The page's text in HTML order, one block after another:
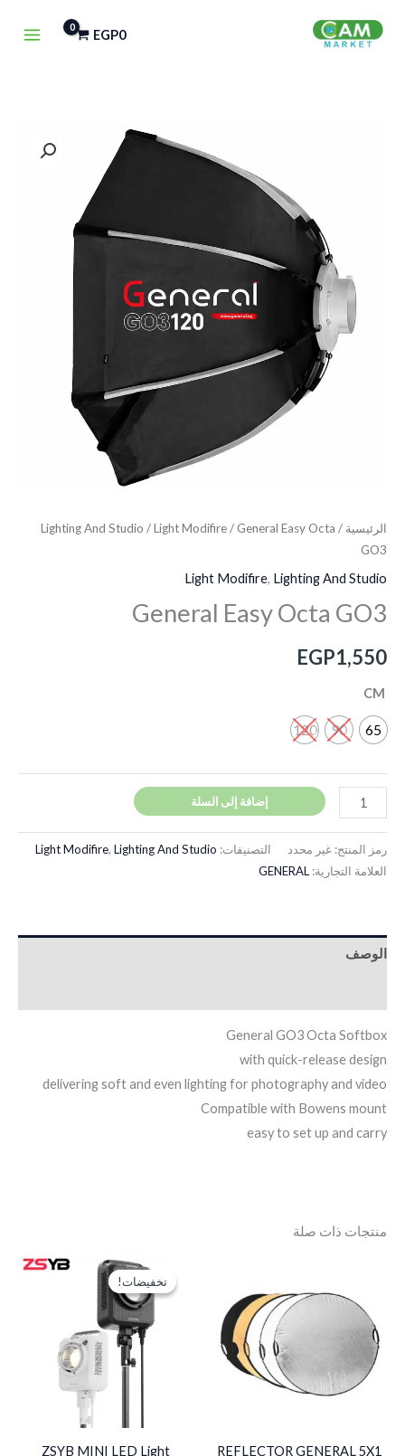
EGP0
الرئيسية /
Lighting And Studio /Light Modifire/ General Easy Octa
GO3
Light Modifire, Lighting And Studio
General Easy Octa GO3
EGP1,550
CM
65
90
120
إضافة إلى السلة
رمز المنتج: غير محدد التصنيفات: Light Modifire, Lighting And Studio
العلامة التجارية: GENERAL
الوصف
General GO3 Octa Softbox
with quick-release design
delivering soft and even lighting for photography and video
Compatible with Bowens mount
easy to set up and carry
منتجات ذات صلة
REFLECTOR GENERAL 5X1
تخفيضات!
تخفيضات!
ZSYB MINI LED Light
السعر
الأصلي
هو:
EGP4,000.
السعر
الحالي